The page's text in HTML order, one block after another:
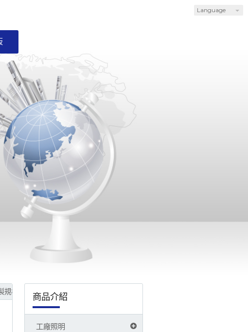
Language
商品介紹
工廠照明
格生產，請撥04-2358-3333 將有專人為您服務，謝謝。馥珅是業界